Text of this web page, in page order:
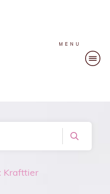
MENU
Krafttier